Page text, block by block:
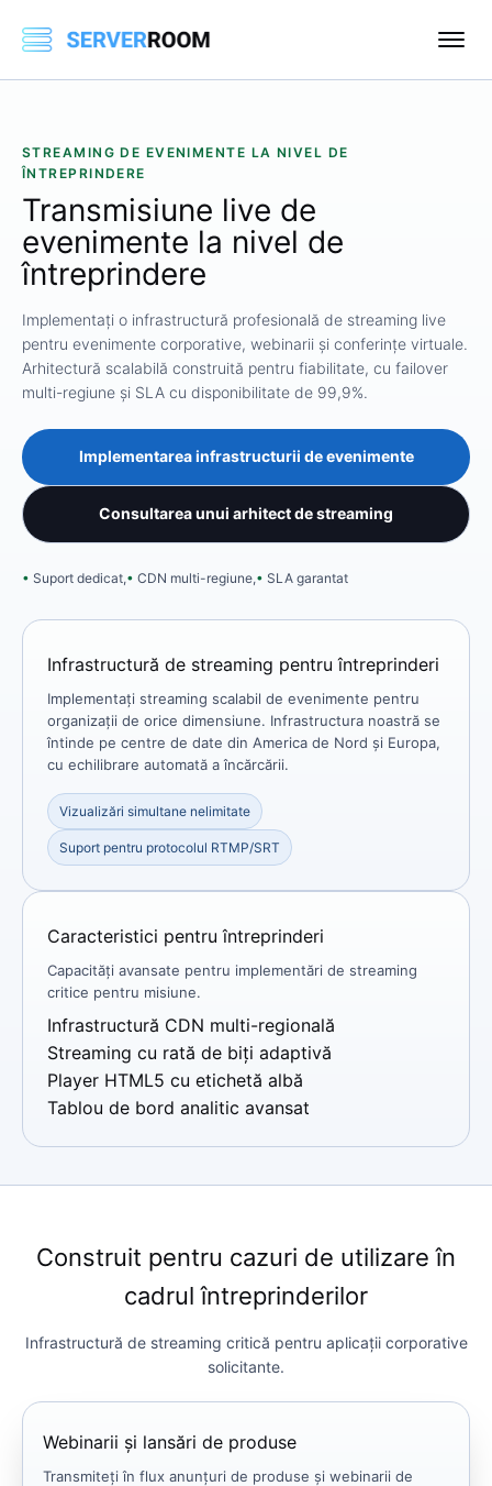
STREAMING DE EVENIMENTE LA NIVEL DE
ÎNTREPRINDERE
Transmisiune live de
evenimente la nivel de
întreprindere
Implementați o infrastructură profesională de streaming live
pentru evenimente corporative, webinarii și conferințe virtuale.
Arhitectură scalabilă construită pentru fiabilitate, cu failover
multi-regiune și SLA cu disponibilitate de 99,9%.
Implementarea infrastructurii de evenimente
Consultarea unui arhitect de streaming
Suport dedicat, CDN multi-regiune, SLA garantat
Infrastructură de streaming pentru întreprinderi
Implementați streaming scalabil de evenimente pentru
organizații de orice dimensiune. Infrastructura noastră se
întinde pe centre de date din America de Nord și Europa,
cu echilibrare automată a încărcării.
Vizualizări simultane nelimitate
Suport pentru protocolul RTMP/SRT
Caracteristici pentru întreprinderi
Capacități avansate pentru implementări de streaming
critice pentru misiune.
Infrastructură CDN multi-regională
Streaming cu rată de biți adaptivă
Player HTML5 cu etichetă albă
Tablou de bord analitic avansat
Construit pentru cazuri de utilizare în
cadrul întreprinderilor
Infrastructură de streaming critică pentru aplicații corporative
solicitante.
Webinarii și lansări de produse
Transmiteți în flux anunțuri de produse și webinarii de